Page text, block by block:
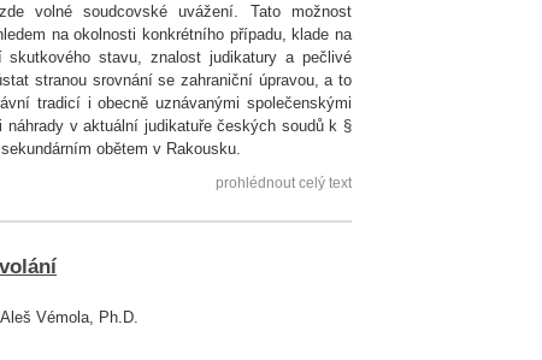
volné soudcovské uvážení. Tato možnost
na okolnosti konkrétního případu, klade na
stavu, znalost judikatury a pečlivé
stranou srovnání se zahraniční úpravou, a to
tradicí i obecně uznávanými společenskými
v aktuální judikatuře českých soudů k §
obětem v Rakousku.
prohlédnout celý text
Vémola, Ph.D.